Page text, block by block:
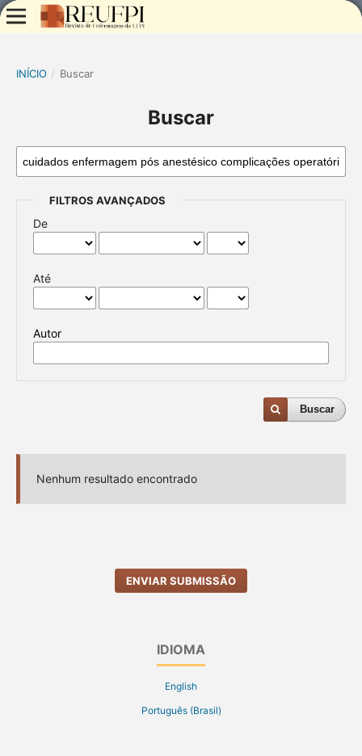
INÍCIO / Buscar
Buscar
FILTROS AVANÇADOS
De
Até
Autor
Buscar
Nenhum resultado encontrado
ENVIAR SUBMISSÃO
IDIOMA
English
Português (Brasil)